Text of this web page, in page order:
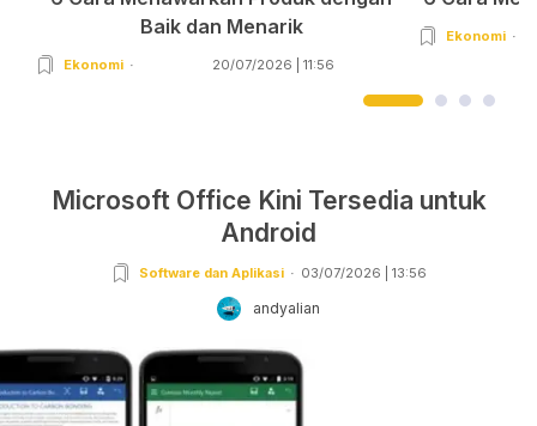
Baik dan Menarik
Ekonomi 20/07/2026 | 11:56
Ekonomi
Microsoft Office Kini Tersedia untuk
Android
Software dan Aplikasi 03/07/2026 | 13:56
andyalian